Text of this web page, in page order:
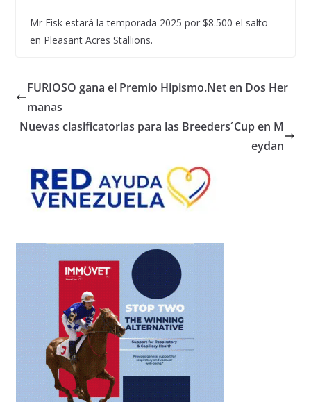
Mr Fisk estará la temporada 2025 por $8.500 el salto
en Pleasant Acres Stallions.
FURIOSO gana el Premio Hipismo.Net en Dos Her
manas
Nuevas clasificatorias para las Breeders´Cup en M
eydan